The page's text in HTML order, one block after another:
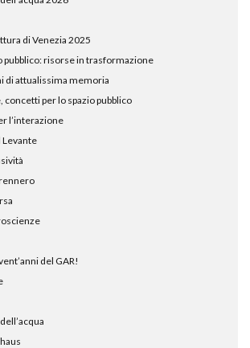
di Venezia 2025
pubblico: risorse in trasformazione
di attualissima memoria
concetti per lo spazio pubblico
l’interazione
Levante
del GAR!